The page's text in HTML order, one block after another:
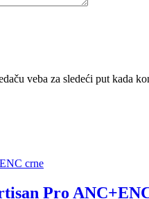
veba za sledeći put kada
Pro